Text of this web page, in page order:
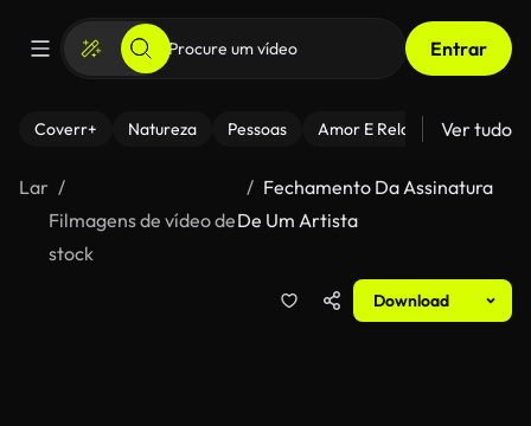
Entrar
Coverr+ Natureza Pessoas Amor E Relacionamentos
Ver tudo
Lar
Filmagens de vídeo de
stock
Fechamento Da Assinatura
De Um Artista
Download